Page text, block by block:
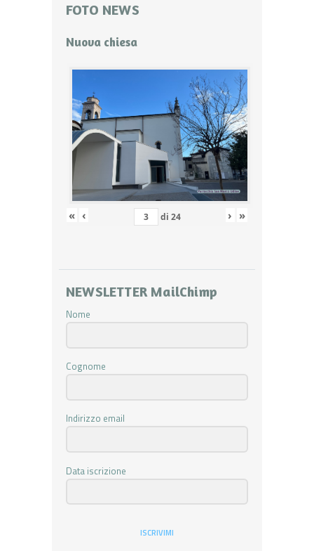
FOTO NEWS
Nuova chiesa
« ‹ di 24 › »
NEWSLETTER MailChimp
Nome
Cognome
Indirizzo email
Data iscrizione
ISCRIVIMI